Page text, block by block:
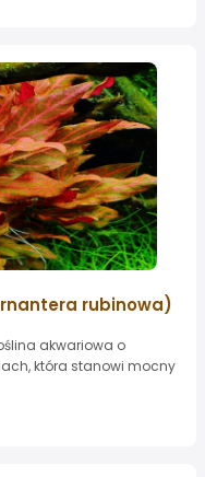
rubinowa)
akwariowa o
która stanowi mocny